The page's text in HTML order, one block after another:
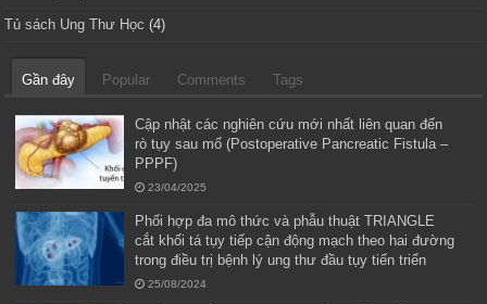
Tủ sách Ung Thư Học (4)
Gần đây Popular Comments Tags
Cập nhật các nghiên cứu mới nhất liên quan đến
rò tụy sau mổ (Postoperative Pancreatic Fistula –
PPPF)
23/04/2025
Phối hợp đa mô thức và phẫu thuật TRIANGLE
cắt khối tá tụy tiếp cận động mạch theo hai đường
trong điều trị bệnh lý ung thư đầu tụy tiến triển
25/08/2024